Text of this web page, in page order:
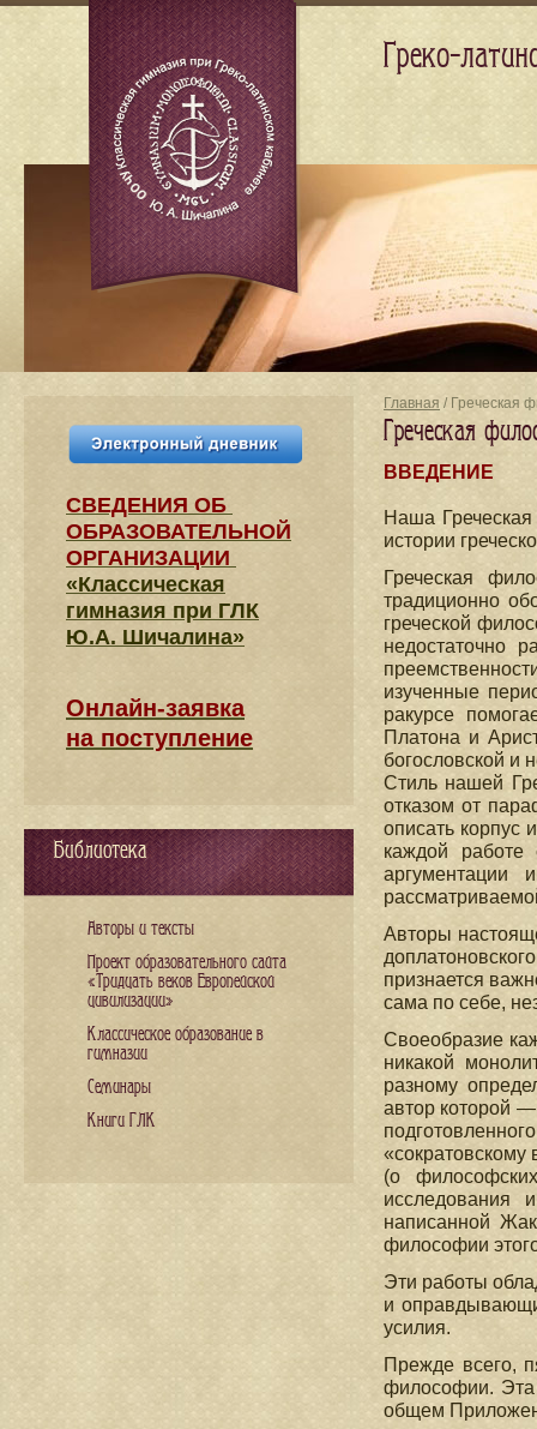
Главная / Греческая
Греческая
ВВЕДЕНИЕ
Наша
истории
Греческая
традиционно
греческой
недостаточно
изученные
ракурсе
Платона и
богословской и
Стиль нашей
отказом от
описать корпус
каждой работе
Авторы
признается
сама по себе,
Своеобразие
никакой
разному
автор которой
(о
исследования
написанной
философии
Эти работы
и
усилия.
Прежде всего,
философии. Эта
общем
СВЕДЕНИЯ​ ОБ
ОБРАЗОВАТЕЛЬНОЙ
ОРГАНИЗАЦИИ
«Классическая
гимназия при ГЛК
Ю.А. Шичалина»
Онлайн-заявка
на поступление
Библиотека
Авторы и тексты
Проект образовательного сайта
«Тридцать веков Европейской
цивилизации»
Классическое образование в
гимназии
Семинары
Книги ГЛК
Греко-